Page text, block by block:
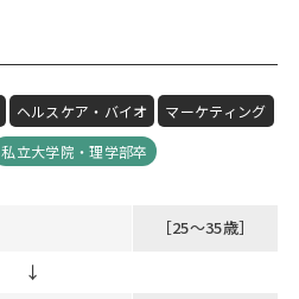
ヘルスケア・バイオ
マーケティング
私立大学院・理学部卒
［25～35歳］
↓